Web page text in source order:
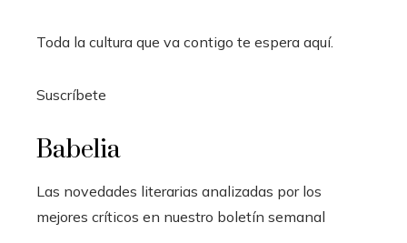
Toda la cultura que va contigo te espera aquí.
Suscríbete
Babelia
Las novedades literarias analizadas por los
mejores críticos en nuestro boletín semanal